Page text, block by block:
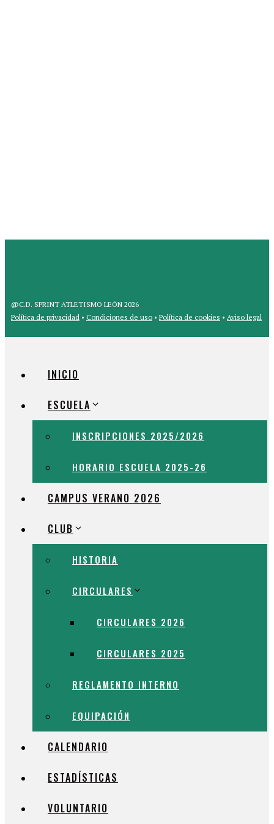
@C.D. SPRINT ATLETISMO LEÓN 2026
Política de privacidad • Condiciones de uso • Política de cookies • Aviso legal
INICIO
ESCUELA
INSCRIPCIONES 2025/2026
HORARIO ESCUELA 2025-26
CAMPUS VERANO 2026
CLUB
HISTORIA
CIRCULARES
CIRCULARES 2026
CIRCULARES 2025
REGLAMENTO INTERNO
EQUIPACIÓN
CALENDARIO
ESTADÍSTICAS
VOLUNTARIO